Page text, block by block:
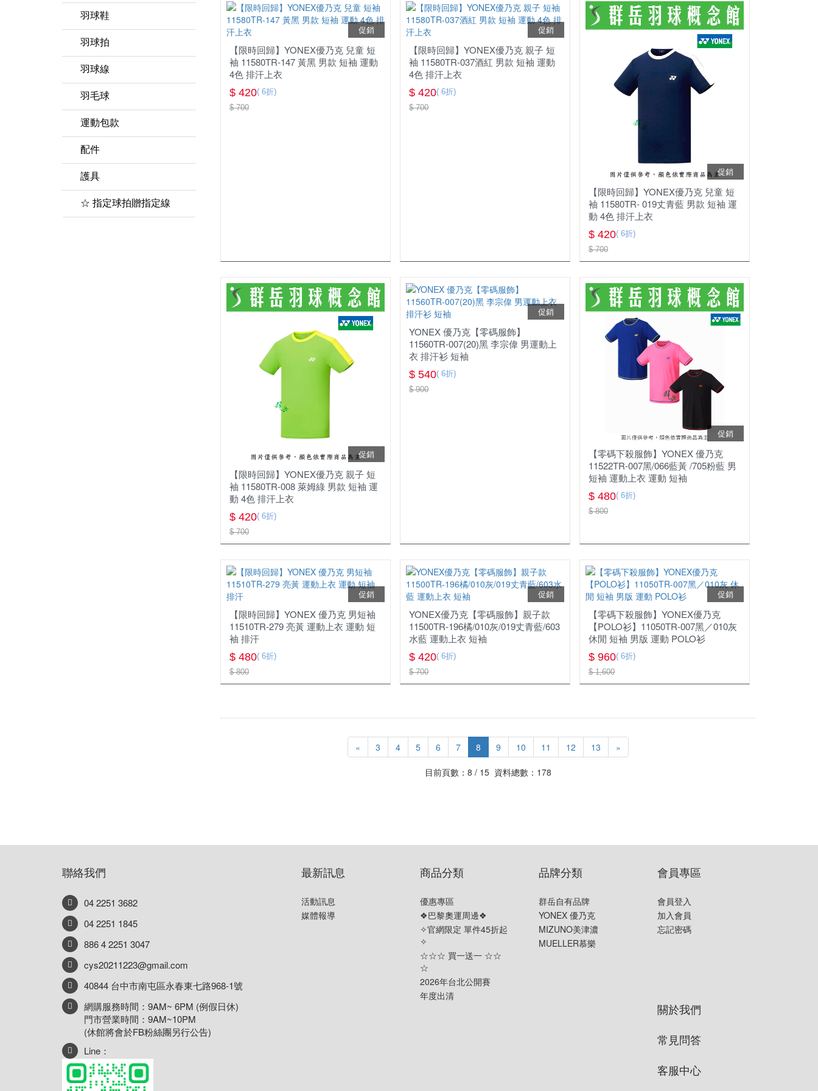
女上衣
女下著
男下著
兒童款
羽球鞋
YONEX優乃克
MIZUNO美津濃
兒童款 羽球鞋
羽球拍
羽球線
羽毛球
運動包款
鞋袋
羽球矩形包/背包
配件
握把布
襪子&毛巾
護具
☆ 指定球拍贈指定線
促銷
【限時回歸】YONEX優乃克 兒童 短
袖 11580TR-147 黃黑 男款 短袖 運動
4色 排汗上衣
$ 420( 6折)
$ 700
促銷
【限時回歸】YONEX優乃克 親子 短
袖 11580TR-037酒紅 男款 短袖 運動
4色 排汗上衣
$ 420( 6折)
$ 700
促銷
【限時回歸】YONEX優乃克 兒童 短
袖 11580TR- 019丈青藍 男款 短袖 運
動 4色 排汗上衣
$ 420( 6折)
$ 700
促銷
【限時回歸】YONEX優乃克 親子 短
袖 11580TR-008 萊姆綠 男款 短袖 運
動 4色 排汗上衣
$ 420( 6折)
$ 700
促銷
YONEX 優乃克【零碼服飾】
11560TR-007(20)黑 李宗偉 男運動上
衣 排汗衫 短袖
$ 540( 6折)
$ 900
促銷
【零碼下殺服飾】YONEX 優乃克
11522TR-007黑/066藍黃 /705粉藍 男
短袖 運動上衣 運動 短袖
$ 480( 6折)
$ 800
促銷
【限時回歸】YONEX 優乃克 男短袖
11510TR-279 亮黃 運動上衣 運動 短
袖 排汗
$ 480( 6折)
$ 800
促銷
YONEX優乃克【零碼服飾】親子款
11500TR-196橘/010灰/019丈青藍/603
水藍 運動上衣 短袖
$ 420( 6折)
$ 700
促銷
【零碼下殺服飾】YONEX優乃克
【POLO衫】11050TR-007黑／010灰
休閒 短袖 男版 運動 POLO衫
$ 960( 6折)
$ 1,600
« 3 4 5 6 7 8 9 10 11 12 13 »
目前頁數：8 / 15 資料總數：178
聯絡我們
04 2251 3682
04 2251 1845
886 4 2251 3047
cys20211223@gmail.com
40844 台中市南屯區永春東七路968-1號
網購服務時間：9AM~ 6PM (例假日休)
門市營業時間：9AM~10PM
(休館將會於FB粉絲團另行公告)
Line：
最新訊息
活動訊息
媒體報導
商品分類
優惠專區
❖巴黎奧運周邊❖
✧官網限定 單件45折起
✧
☆☆☆ 買一送一 ☆☆
☆
2026年台北公開賽
年度出清
品牌分類
群岳自有品牌
YONEX 優乃克
MIZUNO美津濃
MUELLER慕樂
會員專區
會員登入
加入會員
忘記密碼
關於我們
常見問答
客服中心